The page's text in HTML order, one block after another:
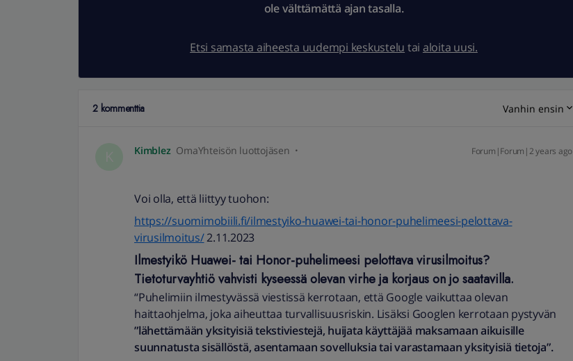
ole välttämättä ajan tasalla.
Etsi samasta aiheesta uudempi keskustelu tai aloita uusi.
2 kommenttia Vanhin ensin
Kimblez OmaYhteisön luottojäsen Forum|Forum|2 years ago
Voi olla, että liittyy tuohon:
https://suomimobiili.fi/ilmestyiko-huawei-tai-honor-puhelimeesi-pelottava-
virusilmoitus/2.11.2023
Ilmestyikö Huawei- tai Honor-puhelimeesi pelottava virusilmoitus?
Tietoturvayhtiö vahvisti kyseessä olevan virhe ja korjaus on jo saatavilla.
“Puhelimiin ilmestyvässä viestissä kerrotaan, että Google vaikuttaa olevan
haittaohjelma, joka aiheuttaa turvallisuusriskin. Lisäksi Googlen kerrotaan pystyvän
”lähettämään yksityisiä tekstiviestejä, huijata käyttäjää maksamaan aikuisille
suunnatusta sisällöstä, asentamaan sovelluksia tai varastamaan yksityisiä tietoja”.